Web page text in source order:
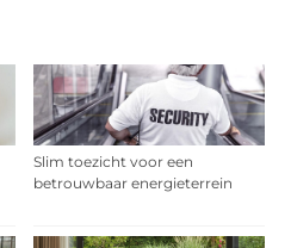
Slim toezicht voor een
betrouwbaar energieterrein